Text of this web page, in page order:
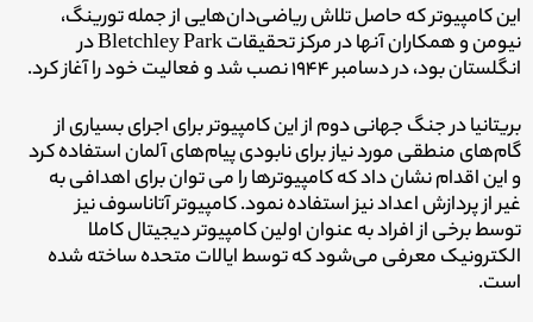
این کامپیوتر که حاصل تلاش ریاضی‌دان‌هایی از جمله تورینگ،
نیومن و همکاران آنها در مرکز تحقیقات Bletchley Park در
انگلستان بود، در دسامبر ۱۹۴۴ نصب شد و فعالیت خود را آغاز کرد.
بریتانیا در جنگ جهانی دوم از این کامپیوتر برای اجرای بسیاری از
گام‌های منطقی مورد نیاز برای نابودی پیام‌های آلمان استفاده کرد
و این اقدام نشان داد که کامپیوترها را می توان برای اهدافی به
غیر از پردازش اعداد نیز استفاده نمود. کامپیوتر آتاناسوف نیز
توسط برخی از افراد به عنوان اولین کامپیوتر دیجیتال کاملا
الکترونیک معرفی می‌شود که توسط ایالات متحده ساخته شده
است.